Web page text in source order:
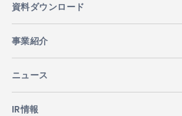
資料ダウンロード
事業紹介
ニュース
IR情報